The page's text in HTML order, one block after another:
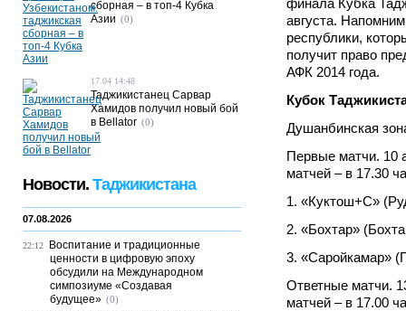
финала Кубка
августа.
республики,
получит право
АФК 2014 года.
Кубок
Душанбинская
Первые матчи. 10
матчей – в 17.30
1. «Куктош+С»
2. «Бохтар»
3. «Саройкамар»
Ответные матчи.
матчей – в 17.00
сборная – в топ-4 Кубка
Азии (0)
17.04 14:48
Таджикистанец Сарвар
Хамидов получил новый бой
в Bellator (0)
Новости. Таджикистана
07.08.2026
22:12
Воспитание и традиционные
ценности в цифровую эпоху
обсудили на Международном
симпозиуме «Создавая
будущее» (0)